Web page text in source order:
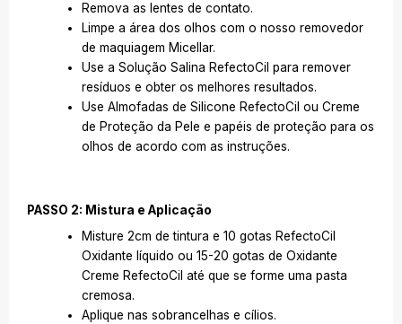
Remova as lentes de contato.
Limpe a área dos olhos com o nosso removedor
de maquiagem Micellar.
Use a Solução Salina RefectoCil para remover
resíduos e obter os melhores resultados.
Use Almofadas de Silicone RefectoCil ou Creme
de Proteção da Pele e papéis de proteção para os
olhos de acordo com as instruções.
PASSO 2: Mistura e Aplicação
Misture 2cm de tintura e 10 gotas RefectoCil
Oxidante líquido ou 15-20 gotas de Oxidante
Creme RefectoCil até que se forme uma pasta
cremosa.
Aplique nas sobrancelhas e cílios.